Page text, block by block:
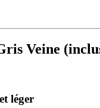
Veine
léger